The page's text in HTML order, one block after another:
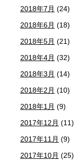
2018年7月 (24)
2018年6月 (18)
2018年5月 (21)
2018年4月 (32)
2018年3月 (14)
2018年2月 (10)
2018年1月 (9)
2017年12月 (11)
2017年11月 (9)
2017年10月 (25)